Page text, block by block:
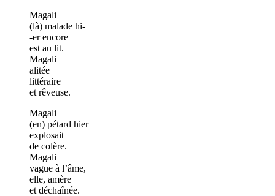
Magali
(là) malade hi-
-er encore
est au lit.
Magali
alitée
littéraire
et rêveuse.
Magali
(en) pétard hier
explosait
de colère.
Magali
vague à l’âme,
elle, amère
et déchaînée.